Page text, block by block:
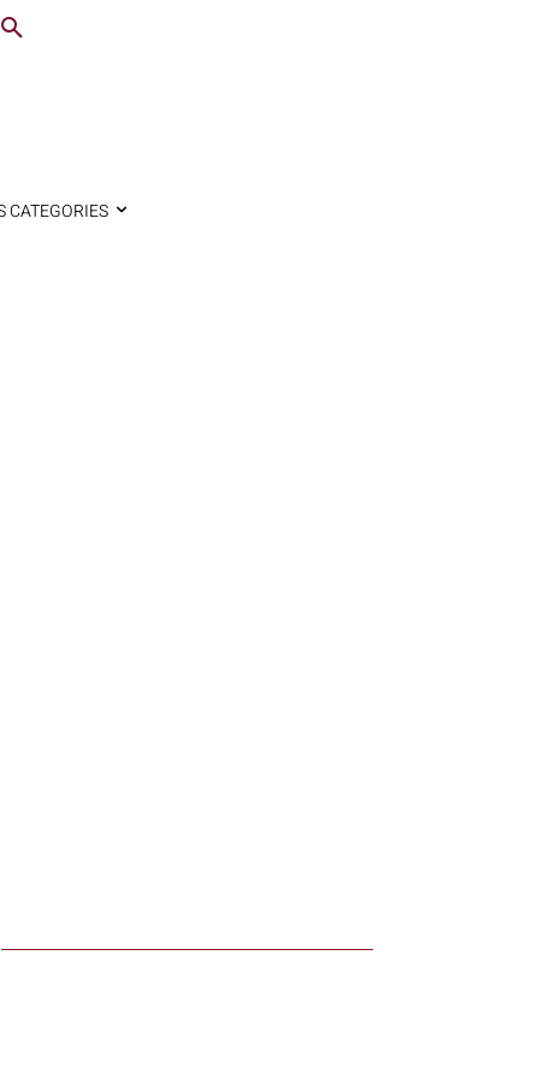
CATEGORIES